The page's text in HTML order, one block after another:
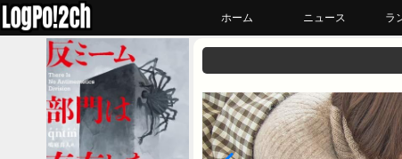
ホーム ニュース ラ